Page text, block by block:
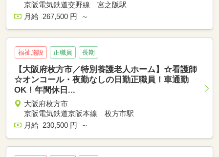
京阪電気鉄道交野線 宮之阪駅
月給 267,500 円 ～
福祉施設 正職員 長期
【大阪府枚方市／特別養護老人ホーム】☆看護師
☆オンコール・夜勤なしの日勤正職員！車通勤
OK！年間休日...
大阪府枚方市
京阪電気鉄道京阪本線 枚方市駅
月給 230,500 円 ～